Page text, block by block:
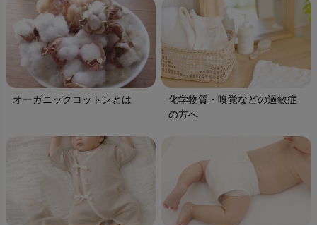
オーガニックコットンとは
化学物質・嗅覚などの過敏症
の方へ